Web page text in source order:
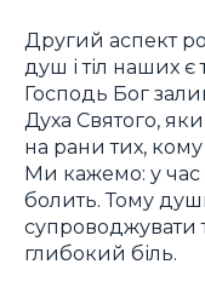
Другий аспект
душ і тіл наших є
Господь Бог
Духа Святого,
на рани тих, кому
Ми кажемо: у час
болить. Тому
супроводжувати
глибокий біль.